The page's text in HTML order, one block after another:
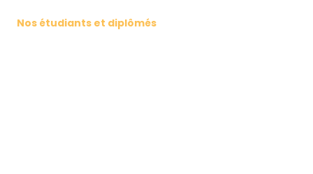
Nos étudiants et diplômés